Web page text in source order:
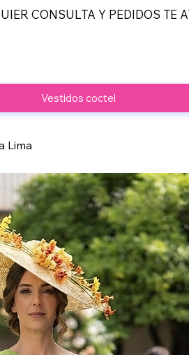
CONSULTA Y PEDIDOS TE
Vestidos coctel
Lima